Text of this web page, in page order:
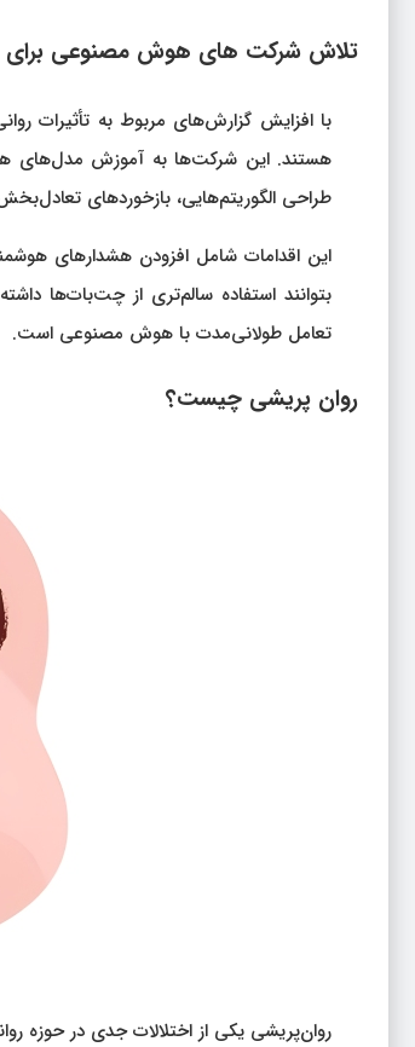
تلاش شرکت‌ های هوش مصنوعی برای
هستند. این شرکت‌ها به آموزش مدل‌های
طراحی الگوریتم‌هایی، بازخوردهای
این اقدامات شامل افزودن هشدارهای
بتوانند استفاده سالم‌تری از چت‌بات‌ها
تعامل طولانی‌مدت با هوش مصنوعی است.
روان‌ پریشی چیست؟
روان‌پریشی یکی از اختلالات جدی در حوزه